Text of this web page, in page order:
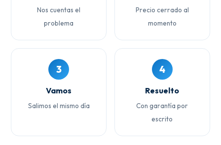
Nos cuentas el
problema
Precio cerrado al
momento
3
Vamos
Salimos el mismo día
4
Resuelto
Con garantía por
escrito